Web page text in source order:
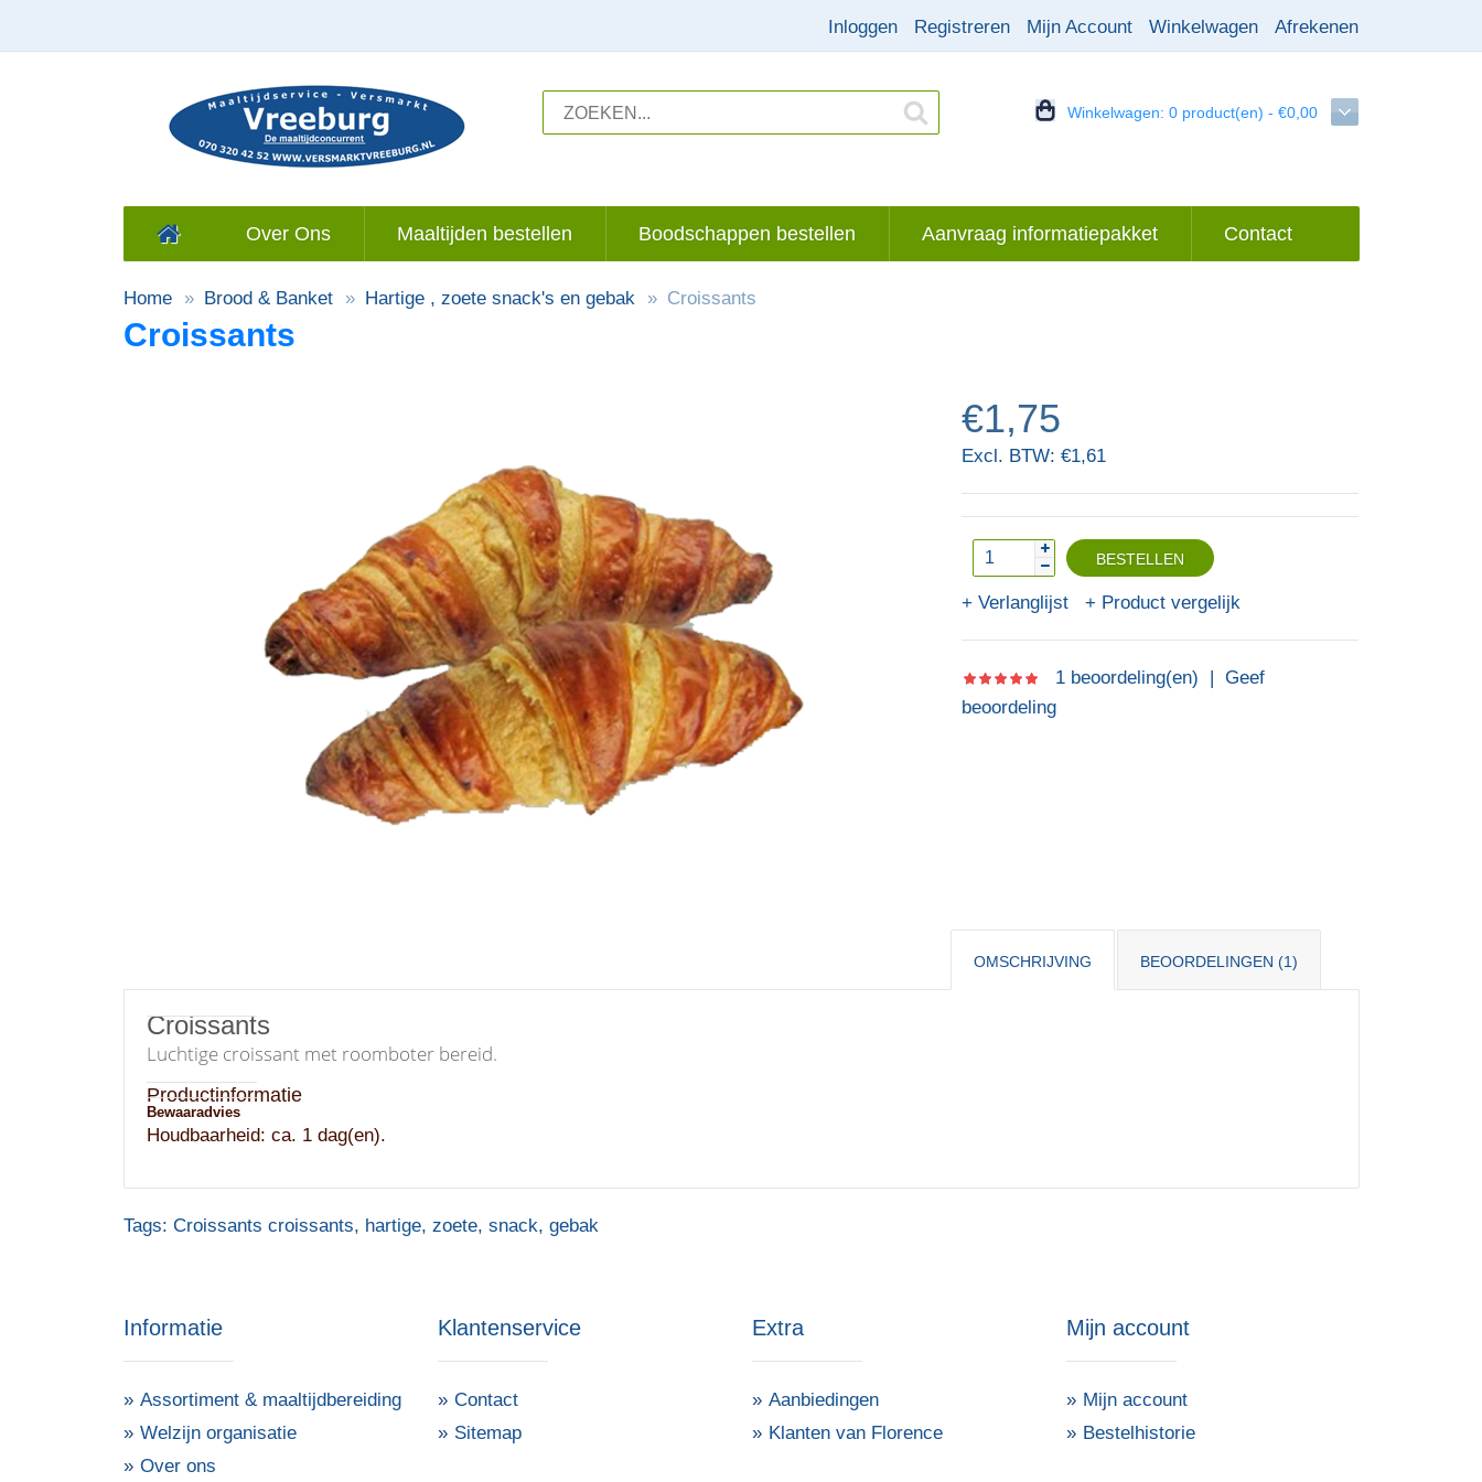
Inloggen Registreren Mijn Account Winkelwagen Afrekenen
Winkelwagen: 0 product(en) - €0,00
Over Ons Maaltijden bestellen Boodschappen bestellen Aanvraag informatiepakket Contact
Home Brood & Banket Hartige , zoete snack's en gebak Croissants
Croissants
€1,75
Excl. BTW: €1,61
Verlanglijst Product vergelijk
1 beoordeling(en) |Geef
beoordeling
OMSCHRIJVING BEOORDELINGEN (1)
Croissants
Luchtige croissant met roomboter bereid.
Productinformatie
Bewaaradvies
Houdbaarheid: ca. 1 dag(en).
Tags: Croissants croissants, hartige, zoete, snack, gebak
Informatie
Assortiment & maaltijdbereiding
Welzijn organisatie
Over ons
Klantenservice
Contact
Sitemap
Extra
Aanbiedingen
Klanten van Florence
Mijn account
Mijn account
Bestelhistorie